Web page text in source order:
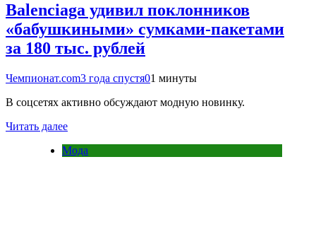
Balenciaga удивил поклонников
«бабушкиными» сумками-пакетами
за 180 тыс. рублей
Чемпионат.com3 года спустя01 минуты
В соцсетях активно обсуждают модную новинку.
Читать далее
Мода